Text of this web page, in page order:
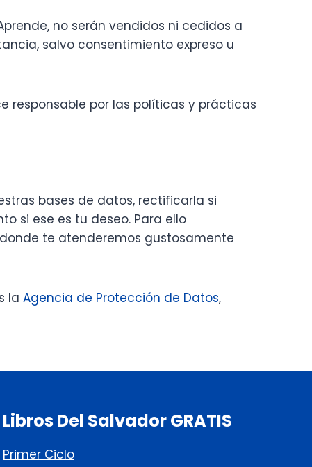
no serán vendidos ni cedidos a
salvo consentimiento expreso u
responsable por las políticas y prácticas
bases de datos, rectificarla si
si ese es tu deseo. Para ello
donde te atenderemos gustosamente
la Agencia de Protección de Datos,
Libros Del Salvador GRATIS
Primer Ciclo